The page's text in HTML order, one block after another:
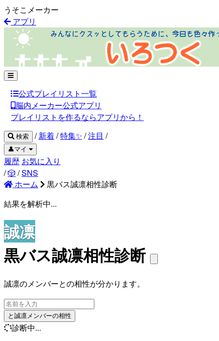
うそこメーカー
アプリ
公式プレイリスト一覧
脳内メーカー公式アプリ
プレイリストを作るならアプリから！
検索 / 新着/特集✨ /注目 /
👤マイ
履歴 お気に入り
/🎲 /SNS
ホーム
黒バス誠凛相性診断
結果を解析中...
誠凛
黒バス誠凛相性診断
誠凛のメンバーとの相性が分かります。
と誠凛メンバーの相性
診断中...